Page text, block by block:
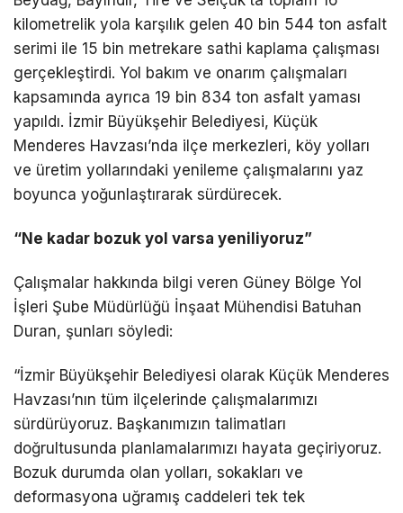
kilometrelik yola karşılık gelen 40 bin 544 ton asfalt
serimi ile 15 bin metrekare sathi kaplama çalışması
gerçekleştirdi. Yol bakım ve onarım çalışmaları
kapsamında ayrıca 19 bin 834 ton asfalt yaması
yapıldı. İzmir Büyükşehir Belediyesi, Küçük
Menderes Havzası’nda ilçe merkezleri, köy yolları
ve üretim yollarındaki yenileme çalışmalarını yaz
boyunca yoğunlaştırarak sürdürecek.
“Ne kadar bozuk yol varsa yeniliyoruz”
Çalışmalar hakkında bilgi veren Güney Bölge Yol
İşleri Şube Müdürlüğü İnşaat Mühendisi Batuhan
Duran, şunları söyledi:
“İzmir Büyükşehir Belediyesi olarak Küçük Menderes
Havzası’nın tüm ilçelerinde çalışmalarımızı
sürdürüyoruz. Başkanımızın talimatları
doğrultusunda planlamalarımızı hayata geçiriyoruz.
Bozuk durumda olan yolları, sokakları ve
deformasyona uğramış caddeleri tek tek